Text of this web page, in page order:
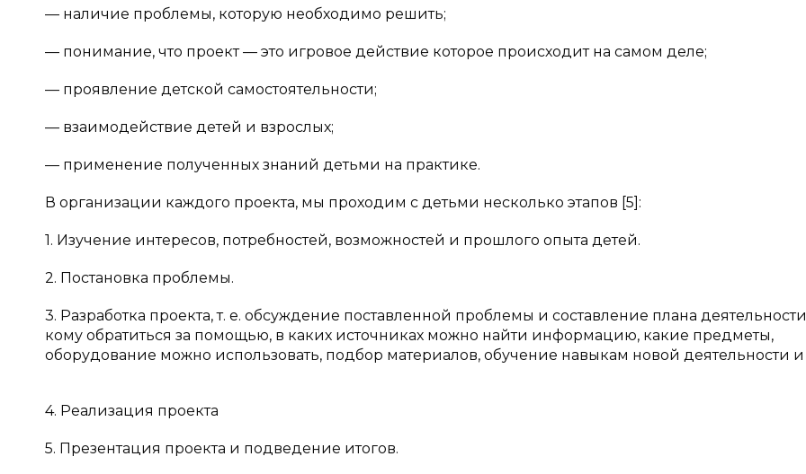
— наличие проблемы, которую необходимо решить;
— понимание, что проект — это игровое действие которое происходит на самом деле;
— проявление детской самостоятельности;
— взаимодействие детей и взрослых;
— применение полученных знаний детьми на практике.
В организации каждого проекта, мы проходим с детьми несколько этапов [5]:
1. Изучение интересов, потребностей, возможностей и прошлого опыта детей.
2. Постановка проблемы.
3. Разработка проекта, т. е. обсуждение поставленной проблемы и составление плана
кому обратиться за помощью, в каких источниках можно найти информацию, какие предметы,
оборудование можно использовать, подбор материалов, обучение навыкам новой деятельности и
4. Реализация проекта
5. Презентация проекта и подведение итогов.